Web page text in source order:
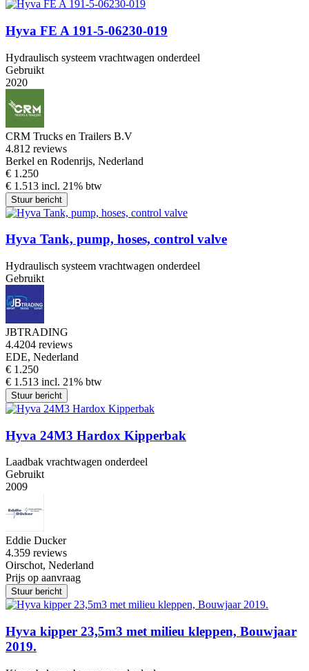
Hyva FE A 191-5-06230-019
Hydraulisch systeem vrachtwagen onderdeel
Gebruikt
2020
CRM Trucks en Trailers B.V
4.812 reviews
Berkel en Rodenrijs, Nederland
€ 1.250
€ 1.513 incl. 21% btw
Stuur bericht
Hyva Tank, pump, hoses, control valve
Hydraulisch systeem vrachtwagen onderdeel
Gebruikt
JBTRADING
4.4204 reviews
EDE, Nederland
€ 1.250
€ 1.513 incl. 21% btw
Stuur bericht
Hyva 24M3 Hardox Kipperbak
Laadbak vrachtwagen onderdeel
Gebruikt
2009
Eddie Ducker
4.359 reviews
Oirschot, Nederland
Prijs op aanvraag
Stuur bericht
Hyva kipper 23,5m3 met milieu kleppen, Bouwjaar
2019.